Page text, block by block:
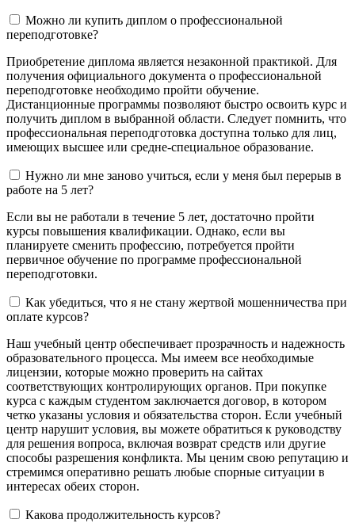
Можно ли купить диплом о профессиональной
переподготовке?
Приобретение диплома является незаконной практикой. Для
получения официального документа о профессиональной
переподготовке необходимо пройти обучение.
Дистанционные программы позволяют быстро освоить курс и
получить диплом в выбранной области. Следует помнить, что
профессиональная переподготовка доступна только для лиц,
имеющих высшее или средне-специальное образование.
Нужно ли мне заново учиться, если у меня был перерыв в
работе на 5 лет?
Если вы не работали в течение 5 лет, достаточно пройти
курсы повышения квалификации. Однако, если вы
планируете сменить профессию, потребуется пройти
первичное обучение по программе профессиональной
переподготовки.
Как убедиться, что я не стану жертвой мошенничества при
оплате курсов?
Наш учебный центр обеспечивает прозрачность и надежность
образовательного процесса. Мы имеем все необходимые
лицензии, которые можно проверить на сайтах
соответствующих контролирующих органов. При покупке
курса с каждым студентом заключается договор, в котором
четко указаны условия и обязательства сторон. Если учебный
центр нарушит условия, вы можете обратиться к руководству
для решения вопроса, включая возврат средств или другие
способы разрешения конфликта. Мы ценим свою репутацию и
стремимся оперативно решать любые спорные ситуации в
интересах обеих сторон.
Какова продолжительность курсов?